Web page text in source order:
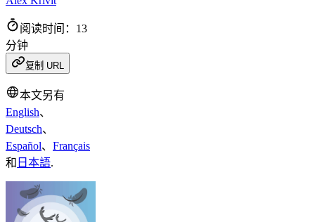
阅读时间：13
分钟
复制 URL
本文另有
English、
Deutsch、
Español、 Français
和 日本語.